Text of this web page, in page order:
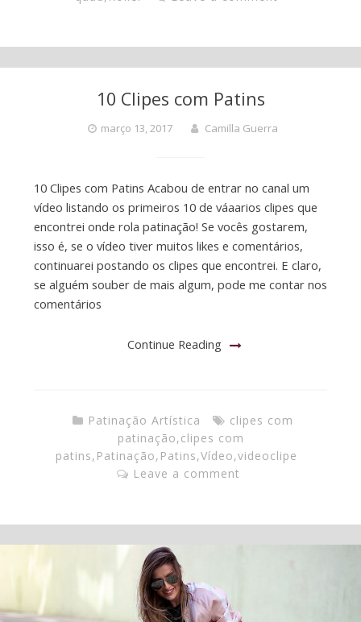
10 Clipes com Patins
março 13, 2017 Camilla Guerra
10 Clipes com Patins Acabou de entrar no canal um
vídeo listando os primeiros 10 de váaarios clipes que
encontrei onde rola patinação! Se vocês gostarem,
isso é, se o vídeo tiver muitos likes e comentários,
continuarei postando os clipes que encontrei. E claro,
se alguém souber de mais algum, pode me contar nos
comentários
Continue Reading
Patinação Artística
clipes com
patinação,clipes com
patins, Patinação, Patins,Vídeo,videoclipe
Leave a comment